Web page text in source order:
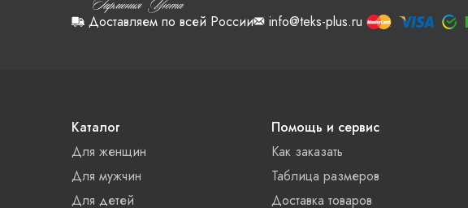
Доставляем по всей России
info@teks-plus.ru
Каталог
Для женщин
Для мужчин
Для детей
Помощь и сервис
Как заказать
Таблица размеров
Доставка товаров